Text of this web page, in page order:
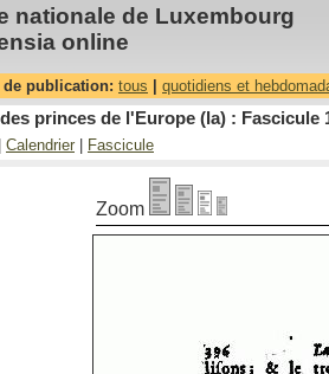
nationale de Luxembourg
online
publication: tous quotidiens et
princes de l'Europe (la) : Fascicule
Calendrier Fascicule
Zoom